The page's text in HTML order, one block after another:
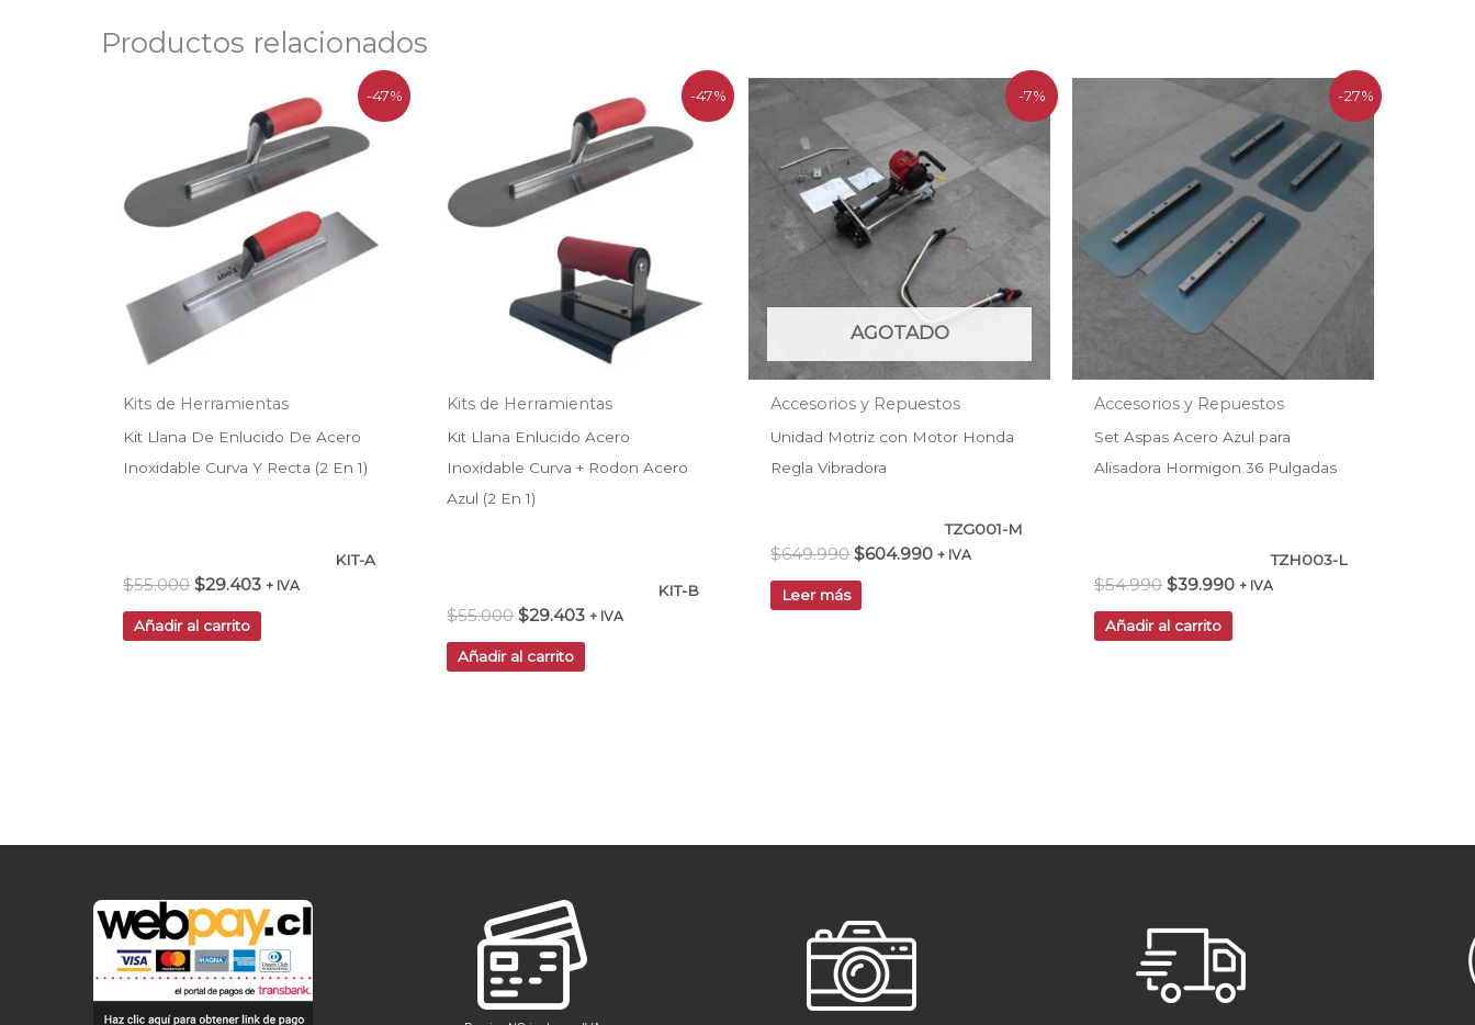
Productos relacionados
-47%
Kits de Herramientas
Kit Llana De Enlucido De Acero
Inoxidable Curva Y Recta (2 En 1)
KIT-A
$55.000
original
$55.000.
$29.403
precio
actual
es:
$29.403.
+ IVA
Añadir al carrito
-47%
Kits de Herramientas
Kit Llana Enlucido Acero
Inoxidable Curva + Rodon Acero
Azul (2 En 1)
KIT-B
$55.000
original
$55.000.
$29.403
precio
actual
es:
$29.403.
+ IVA
Añadir al carrito
-7%
AGOTADO
Accesorios y Repuestos
Unidad Motriz con Motor Honda
Regla Vibradora
TZG001-M
$649.990
El
precio
original
era:
$649.990.
$604.990
actual
es:
$604.990.
+ IVA
Leer más
-27%
Accesorios y Repuestos
Set Aspas Acero Azul para
Alisadora Hormigon 36 Pulgadas
TZH003-L
$54.990
El
$54.990.
$39.990
precio
actual
es:
$39.990.
+ IVA
Añadir al carrito